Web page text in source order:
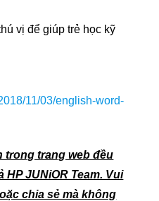
vị để giúp trẻ học kỹ
11/03/english-word-
trong trang web đều
JUNiOR Team. Vui
chia sẻ mà không